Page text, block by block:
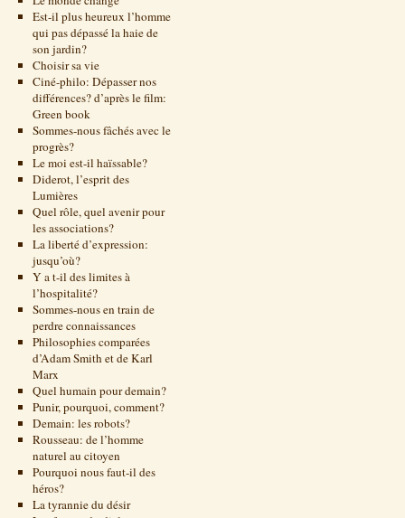
Est-il plus heureux l’homme
qui pas dépassé la haie de
son jardin?
Choisir sa vie
Ciné-philo: Dépasser nos
différences? d’après le film:
Green book
Sommes-nous fâchés avec le
progrès?
Le moi est-il haïssable?
Diderot, l’esprit des
Lumières
Quel rôle, quel avenir pour
les associations?
La liberté d’expression:
jusqu’où?
Y a t-il des limites à
l’hospitalité?
Sommes-nous en train de
perdre connaissances
Philosophies comparées
d’Adam Smith et de Karl
Marx
Quel humain pour demain?
Punir, pourquoi, comment?
Demain: les robots?
Rousseau: de l’homme
naturel au citoyen
Pourquoi nous faut-il des
héros?
La tyrannie du désir